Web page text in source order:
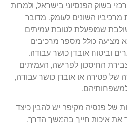
בשוק הפנסיוני בישראל, ולמרות
השונים לעומק. מדובר
שמופעלת לטובת עמיתים
מציעה כולל מספר מרכיבים –
וביטוח אובדן כושר עבודה.
החיסכון לפרישה, העמיתים
של פטירה או אובדן כושר עבודה,
של פנסיה מקיפה יש להבין כיצד
את איכות חייך בהמשך הדרך.